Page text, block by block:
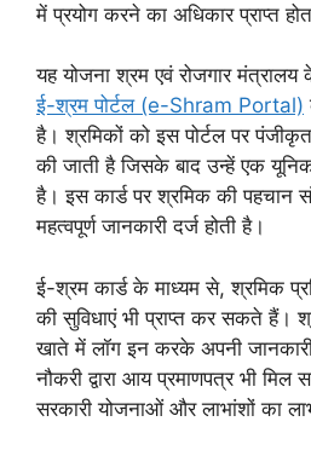
में प्रयोग करने का अधिकार प्राप्त
यह योजना श्रम एवं रोजगार
ई-श्रम पोर्टल (e-Shram Portal)
है। श्रमिकों को इस पोर्टल पर
की जाती है जिसके बाद उन्हें एक
है। इस कार्ड पर श्रमिक की पहचान
महत्वपूर्ण जानकारी दर्ज होती है।
ई-श्रम कार्ड के माध्यम से, श्रमिक
की सुविधाएं भी प्राप्त कर सकते हैं।
खाते में लॉग इन करके अपनी
नौकरी द्वारा आय प्रमाणपत्र भी मिल
सरकारी योजनाओं और लाभांशों का